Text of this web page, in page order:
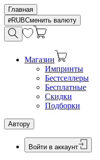
Главная
RUBСменить валюту
Магазин
Импринты
Бестселлеры
Бесплатные
Скидки
Подборки
Автору
Войти в аккаунт